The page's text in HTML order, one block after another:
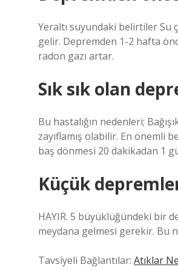
Yeraltı suyundaki belirtiler Su
gelir. Depremden 1-2 hafta
radon gazı artar.
Sık sık olan
Bu hastalığın nedenleri;
zayıflamış olabilir. En önemli
baş dönmesi 20 dakikadan 1
Küçük
HAYIR. 5 büyüklüğündeki bir
meydana gelmesi gerekir. Bu
Tavsiyeli Bağlantılar: Atıklar